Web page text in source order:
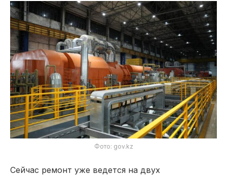
Фото: gov.kz
Сейчас ремонт уже ведется на двух